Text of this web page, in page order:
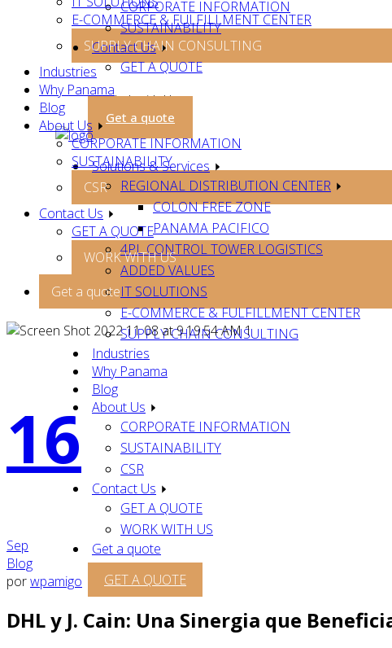
CORPORATE INFORMATION
SUSTAINABILITY
Contact Us
GET A QUOTE
Work with Us
Get a quote
Solutions & Services
REGIONAL DISTRIBUTION CENTER
COLON FREE ZONE
PANAMA PACIFICO
4PL CONTROL TOWER LOGISTICS
ADDED VALUES
IT SOLUTIONS
E-COMMERCE & FULFILLMENT CENTER
SUPPLY CHAIN CONSULTING
Industries
Why Panama
Blog
About Us
CORPORATE INFORMATION
SUSTAINABILITY
CSR
Contact Us
GET A QUOTE
WORK WITH US
Get a quote
GET A QUOTE
E-COMMERCE & FULFILLMENT CENTER
SUPPLY CHAIN CONSULTING
Industries
Why Panama
Blog
About Us
CORPORATE INFORMATION
SUSTAINABILITY
CSR
Contact Us
GET A QUOTE
WORK WITH US
Get a quote
16
Sep
Blog
porwpamigo
DHL y J. Cain: Una Sinergia que